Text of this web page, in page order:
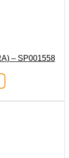
– SP001558